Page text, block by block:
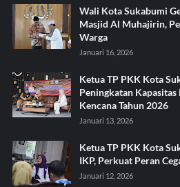
Wali Kota Sukabumi
Masjid Al Muhajirin,
Warga
Januari 16, 2026
Ketua TP PKK Kota
Peningkatan Kapasitas
Kencana Tahun 2026
Januari 13, 2026
Ketua TP PKK Kota
IKP, Perkuat Peran
Januari 12, 2026